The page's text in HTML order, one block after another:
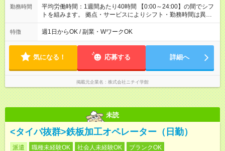
勤務時間
平均労働時間：1週間あたり40時間 【0:00～24:00】の間でシフ
トを組みます。 拠点・サービスによりシフト・勤務時間は異な
ります。 ＜シフト例＞ 早番：7:30～16:30 日勤：9:00～18:00
遅番：10:30～19:30 夜勤：16:30～翌9:30 ※上記は一例です。
たり40時間 【0:00～24:00】の間でシフトを組みます。 拠点・
サービスによりシフト・勤務時間は異なります。 ＜シフト例＞
早番：7:30～16:30 日勤：9:00～18:00 遅番：10:30～19:30 夜
勤：16:30～翌9:30 ※上記は一例です。 ※勤務日数や時間帯はご
相談ください。
特徴 週1日からOK / 副業・WワークOK
気になる！ 応募する 詳細へ
掲載元企業名 株式会社ニチイ学館
未読
<タイパ抜群>鉄板加工オペレーター（日勤）
派遣 職種未経験OK 社会人未経験OK
ブランクOK